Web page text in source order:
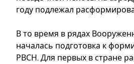
году подлежал
В то время в рядах
началась подготовка к
РВСН. Для первых в стране